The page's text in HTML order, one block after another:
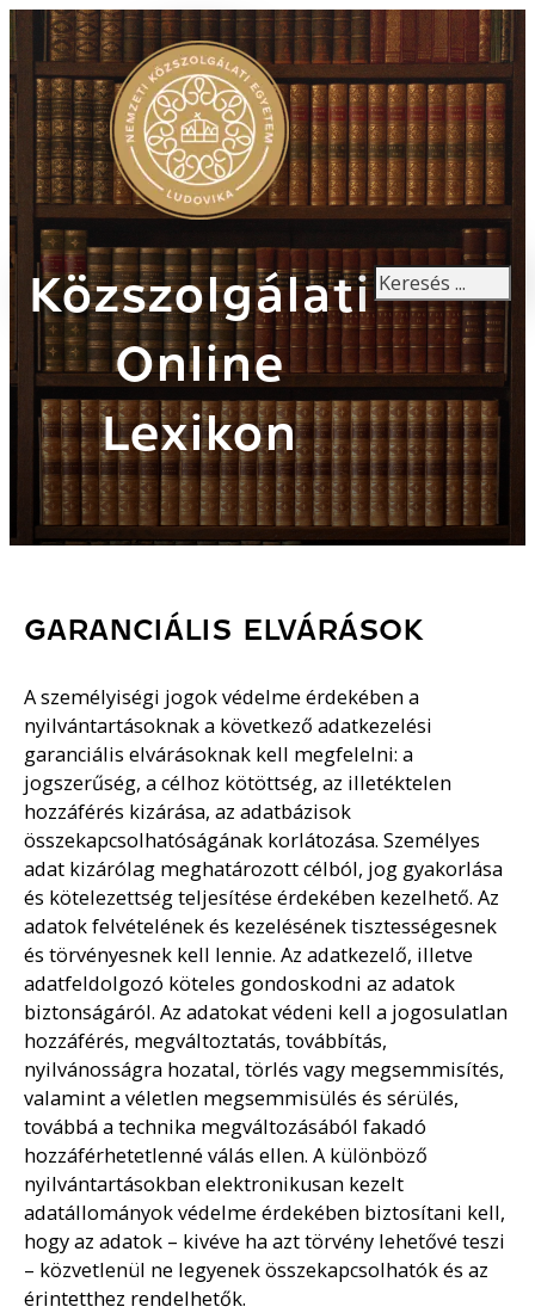
Közszolgálati
Online
Lexikon
Keresés
GARANCIÁLIS ELVÁRÁSOK
A személyiségi jogok védelme érdekében a
nyilvántartásoknak a következő adatkezelési
garanciális elvárásoknak kell megfelelni: a
jogszerűség, a célhoz kötöttség, az illetéktelen
hozzáférés kizárása, az adatbázisok
összekapcsolhatóságának korlátozása. Személyes
adat kizárólag meghatározott célból, jog gyakorlása
és kötelezettség teljesítése érdekében kezelhető. Az
adatok felvételének és kezelésének tisztességesnek
és törvényesnek kell lennie. Az adatkezelő, illetve
adatfeldolgozó köteles gondoskodni az adatok
biztonságáról. Az adatokat védeni kell a jogosulatlan
hozzáférés, megváltoztatás, továbbítás,
nyilvánosságra hozatal, törlés vagy megsemmisítés,
valamint a véletlen megsemmisülés és sérülés,
továbbá a technika megváltozásából fakadó
hozzáférhetetlenné válás ellen. A különböző
nyilvántartásokban elektronikusan kezelt
adatállományok védelme érdekében biztosítani kell,
hogy az adatok – kivéve ha azt törvény lehetővé teszi
– közvetlenül ne legyenek összekapcsolhatók és az
érintetthez rendelhetők.